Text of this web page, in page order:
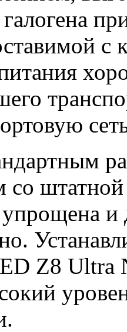
штатной
и
Z8 Ultra